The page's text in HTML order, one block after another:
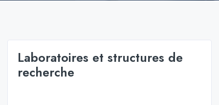
Laboratoires et structures de
recherche